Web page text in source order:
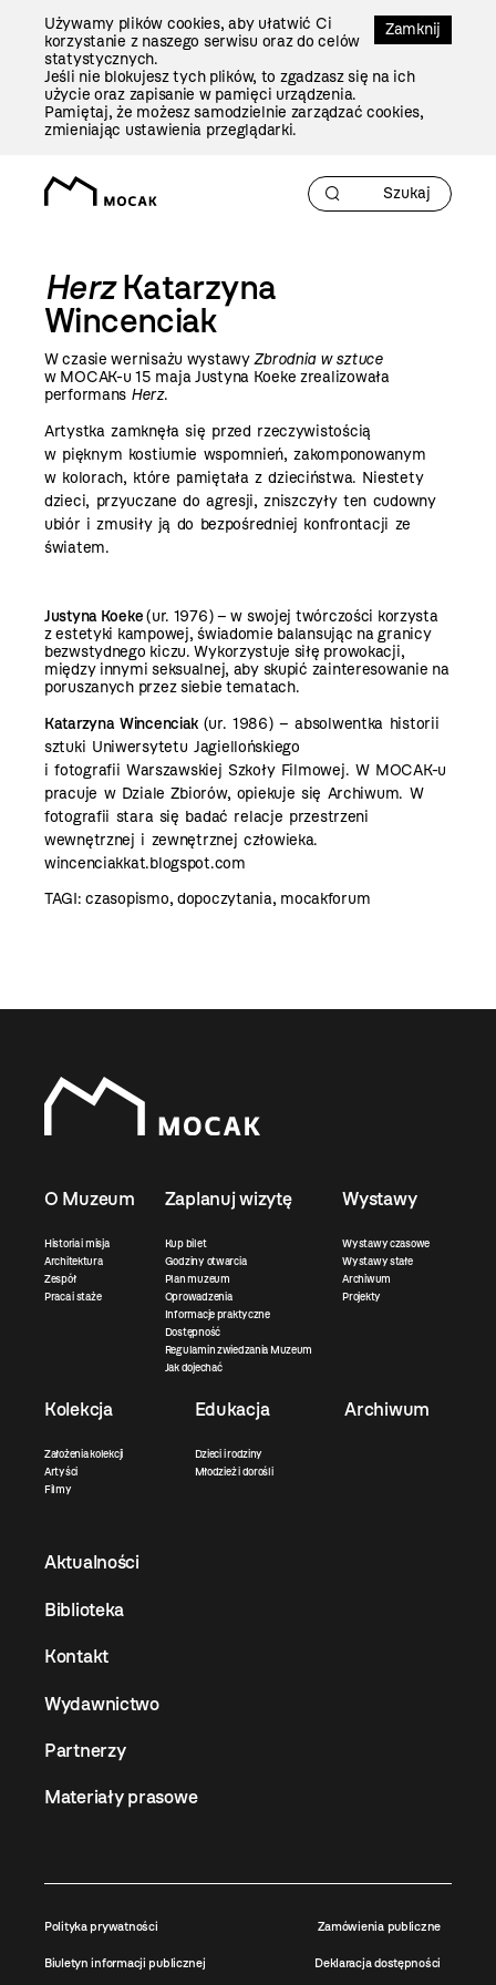
Zamknij
Używamy plików cookies, aby ułatwić Ci
korzystanie z naszego serwisu oraz do celów
statystycznych.
Jeśli nie blokujesz tych plików, to zgadzasz się na ich
użycie oraz zapisanie w pamięci urządzenia.
Pamiętaj, że możesz samodzielnie zarządzać cookies,
zmieniając ustawienia przeglądarki.
HerzKatarzyna
Wincenciak
W czasie wernisażu wystawyZbrodnia w sztuce
w MOCAK-u 15 maja Justyna Koeke zrealizowała
performans Herz.
Artystka zamknęła się przed rzeczywistością
w pięknym kostiumie wspomnień, zakomponowanym
w kolorach, które pamiętała z dzieciństwa. Niestety
dzieci, przyuczane do agresji, zniszczyły ten cudowny
ubiór i zmusiły ją do bezpośredniej konfrontacji ze
światem.
Justyna Koeke(ur. 1976) – w swojej twórczości korzysta
z estetyki kampowej, świadomie balansując na granicy
bezwstydnego kiczu. Wykorzystuje siłę prowokacji,
między innymi seksualnej, aby skupić zainteresowanie na
poruszanych przez siebie tematach.
Katarzyna Wincenciak (ur. 1986) – absolwentka historii
sztuki Uniwersytetu Jagiellońskiego
i fotografii Warszawskiej Szkoły Filmowej. W ­MOCAK-u
pracuje w Dziale Zbiorów, opiekuje się Archiwum. W
fotografii stara się badać relacje przestrzeni
wewnętrznej i zewnętrznej człowieka.
wincenciakkat.blogspot.com
TAGI:czasopismo, dopoczytania, mocakforum
O Muzeum
Historia i misja
Architektura
Zespół
Praca i staże
Zaplanuj wizytę
Kup bilet
Godziny otwarcia
Plan muzeum
Oprowadzenia
Informacje praktyczne
Dostępność
Regulamin zwiedzania Muzeum
Jak dojechać
Wystawy
Wystawy czasowe
Wystawy stałe
Archiwum
Projekty
Kolekcja
Założenia kolekcji
Artyści
Filmy
Edukacja
Dzieci i rodziny
Młodzież i dorośli
Archiwum
Aktualności
Biblioteka
Kontakt
Wydawnictwo
Partnerzy
Materiały prasowe
Polityka prywatności Zamówienia publiczne
Biuletyn informacji publicznej Deklaracja dostępności